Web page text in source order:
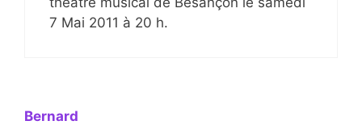
7 Mai 2011 à 20 h.
Bernard